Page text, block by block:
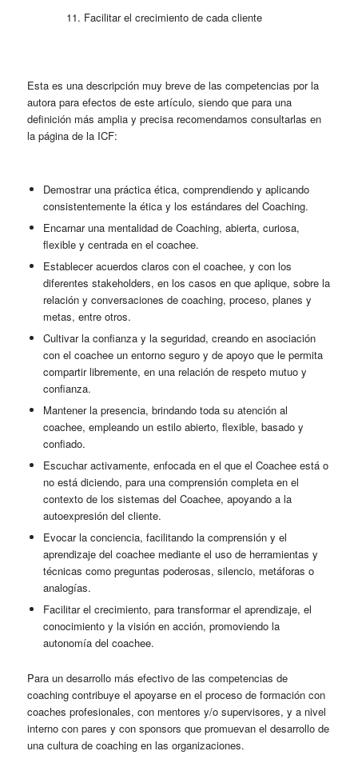
Facilitar el crecimiento de cada cliente
Esta es una descripción muy breve de las competencias por la
autora para efectos de este artículo, siendo que para una
definición más amplia y precisa recomendamos consultarlas en
la página de la ICF:
Demostrar una práctica ética, comprendiendo y aplicando
consistentemente la ética y los estándares del Coaching.
Encarnar una mentalidad de Coaching, abierta, curiosa,
flexible y centrada en el coachee.
Establecer acuerdos claros con el coachee, y con los
diferentes stakeholders, en los casos en que aplique, sobre la
relación y conversaciones de coaching, proceso, planes y
metas, entre otros.
Cultivar la confianza y la seguridad, creando en asociación
con el coachee un entorno seguro y de apoyo que le permita
compartir libremente, en una relación de respeto mutuo y
confianza.
Mantener la presencia, brindando toda su atención al
coachee, empleando un estilo abierto, flexible, basado y
confiado.
Escuchar activamente, enfocada en el que el Coachee está o
no está diciendo, para una comprensión completa en el
contexto de los sistemas del Coachee, apoyando a la
autoexpresión del cliente.
Evocar la conciencia, facilitando la comprensión y el
aprendizaje del coachee mediante el uso de herramientas y
técnicas como preguntas poderosas, silencio, metáforas o
analogías.
Facilitar el crecimiento, para transformar el aprendizaje, el
conocimiento y la visión en acción, promoviendo la
autonomía del coachee.
Para un desarrollo más efectivo de las competencias de
coaching contribuye el apoyarse en el proceso de formación con
coaches profesionales, con mentores y/o supervisores, y a nivel
interno con pares y con sponsors que promuevan el desarrollo de
una cultura de coaching en las organizaciones.